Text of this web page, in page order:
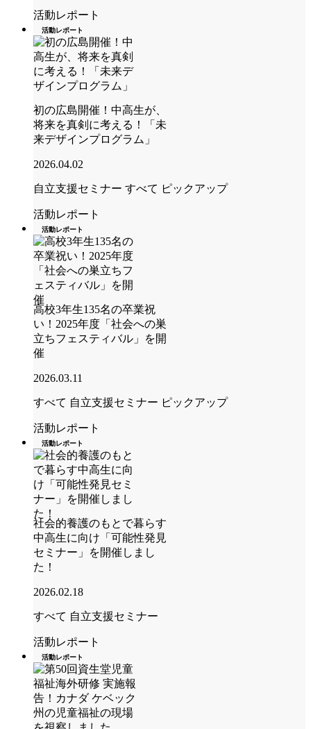
活動レポート
活動レポート
初の広島開催！中高生が、
将来を真剣に考える！「未
来デザインプログラム」
2026.04.02
自立支援セミナー すべて ピックアップ
活動レポート
活動レポート
高校3年生135名の卒業祝
い！2025年度「社会への巣
立ちフェスティバル」を開
催
2026.03.11
すべて 自立支援セミナー ピックアップ
活動レポート
活動レポート
社会的養護のもとで暮らす
中高生に向け「可能性発見
セミナー」を開催しまし
た！
2026.02.18
すべて 自立支援セミナー
活動レポート
活動レポート